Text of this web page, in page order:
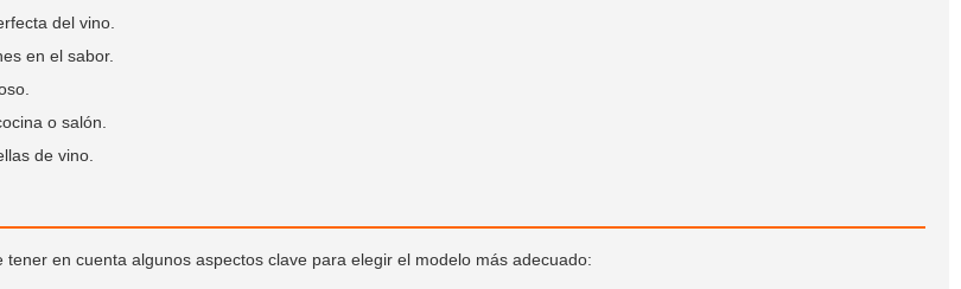
del vino.
en el sabor.
o salón.
de vino.
en cuenta algunos aspectos clave para elegir el modelo más adecuado: